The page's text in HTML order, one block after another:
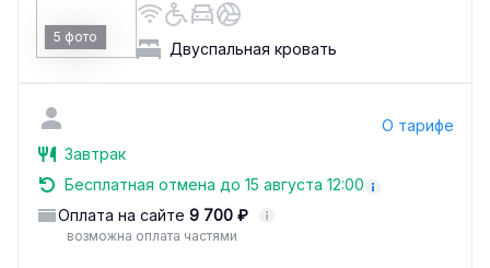
5 фото
Двуспальная кровать
О тарифе
Завтрак
Бесплатная отмена до 15 августа 12:00
Оплата на сайте 9 700 ₽
возможна оплата частями